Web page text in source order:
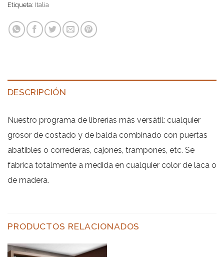
Etiqueta: Italia
DESCRIPCIÓN
Nuestro programa de librerías más versátil: cualquier
grosor de costado y de balda combinado con puertas
abatibles o correderas, cajones, trampones, etc. Se
fabrica totalmente a medida en cualquier color de laca o
de madera.
PRODUCTOS RELACIONADOS